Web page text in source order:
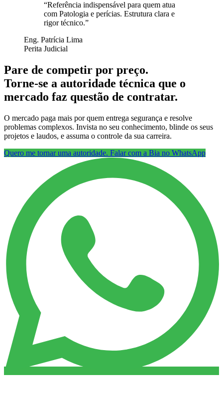
“Referência indispensável para quem atua
com Patologia e perícias. Estrutura clara e
rigor técnico.”
Eng. Patrícia Lima
Perita Judicial
Pare de competir por preço.
Torne-se a autoridade técnica que o
mercado faz questão de contratar.
O mercado paga mais por quem entrega segurança e resolve
problemas complexos. Invista no seu conhecimento, blinde os seus
projetos e laudos, e assuma o controle da sua carreira.
Quero me tornar uma autoridade. Falar com a Bia no WhatsApp